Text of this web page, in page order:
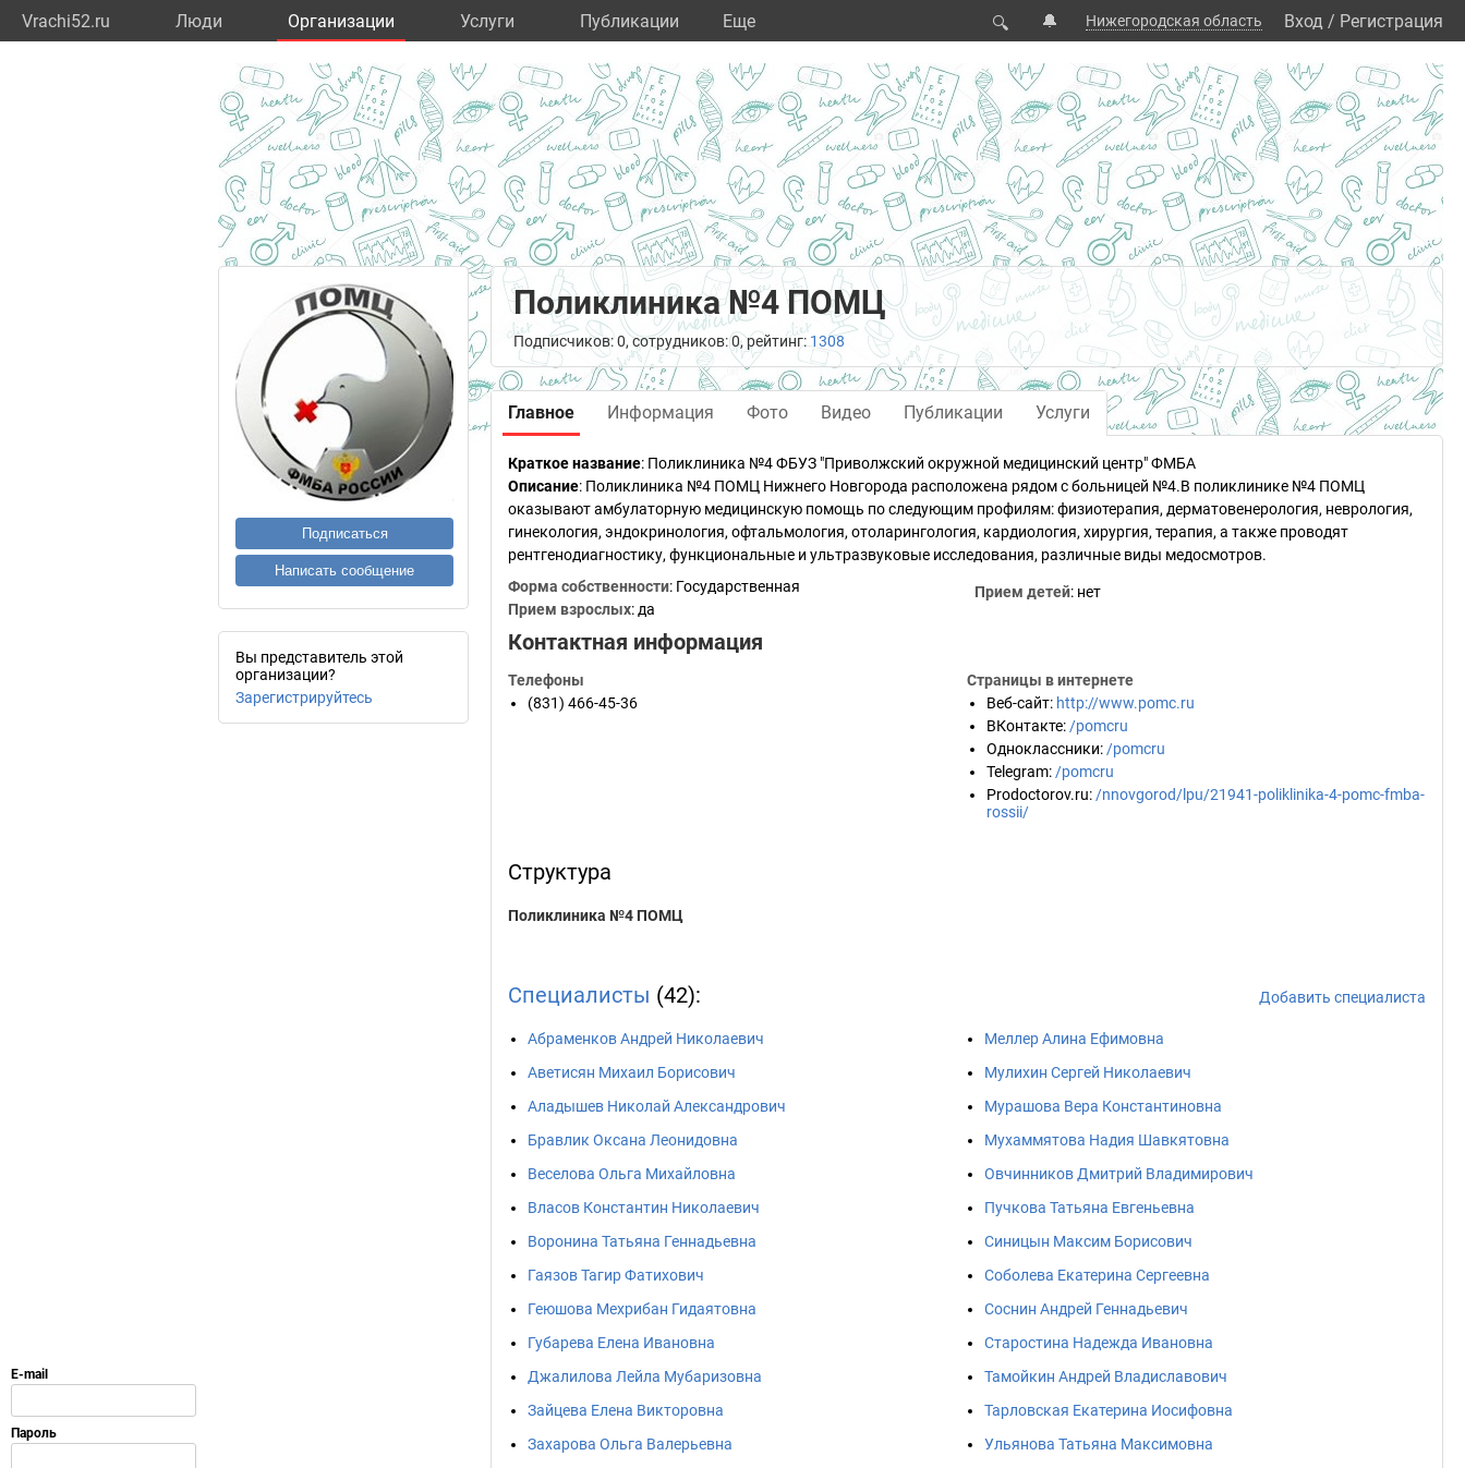
Vrachi52.ru Люди Организации Услуги Публикации Eще 🔍 🔔 Нижегородская область Вход / Регистрация
Подписаться
Написать сообщение
Вы представитель этой
организации?
Зарегистрируйтесь
Поликлиника №4 ПОМЦ
Подписчиков: 0, сотрудников: 0, рейтинг: 1308
Главное Информация Фото Видео Публикации Услуги
Краткое название: Поликлиника №4 ФБУЗ "Приволжский окружной медицинский центр" ФМБА
Описание: Поликлиника №4 ПОМЦ Нижнего Новгорода расположена рядом с больницей №4.В поликлинике №4 ПОМЦ
оказывают амбулаторную медицинскую помощь по следующим профилям: физиотерапия, дерматовенерология, неврология,
гинекология, эндокринология, офтальмология, отоларингология, кардиология, хирургия, терапия, а также проводят
рентгенодиагностику, функциональные и ультразвуковые исследования, различные виды медосмотров.
Форма собственности: Государственная
Прием взрослых: да
Прием детей: нет
Контактная информация
Телефоны
(831) 466-45-36
Страницы в интернете
Веб-сайт: http://www.pomc.ru
ВКонтакте: /pomcru
Одноклассники: /pomcru
Telegram: /pomcru
Prodoctorov.ru: /nnovgorod/lpu/21941-poliklinika-4-pomc-fmba-
rossii/
Структура
Поликлиника №4 ПОМЦ
Специалисты (42): Добавить специалиста
Абраменков Андрей Николаевич
Аветисян Михаил Борисович
Аладышев Николай Александрович
Бравлик Оксана Леонидовна
Веселова Ольга Михайловна
Власов Константин Николаевич
Воронина Татьяна Геннадьевна
Гаязов Тагир Фатихович
Геюшова Мехрибан Гидаятовна
Губарева Елена Ивановна
Джалилова Лейла Мубаризовна
Зайцева Елена Викторовна
Захарова Ольга Валерьевна
Меллер Алина Ефимовна
Мулихин Сергей Николаевич
Мурашова Вера Константиновна
Мухаммятова Надия Шавкятовна
Овчинников Дмитрий Владимирович
Пучкова Татьяна Евгеньевна
Синицын Максим Борисович
Соболева Екатерина Сергеевна
Соснин Андрей Геннадьевич
Старостина Надежда Ивановна
Тамойкин Андрей Владиславович
Тарловская Екатерина Иосифовна
Ульянова Татьяна Максимовна